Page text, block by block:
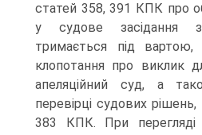
статей 358, 391 КПК про
у судове засідання
тримається під вартою,
клопотання про виклик
апеляційний суд, а
перевірці судових
383 КПК. При